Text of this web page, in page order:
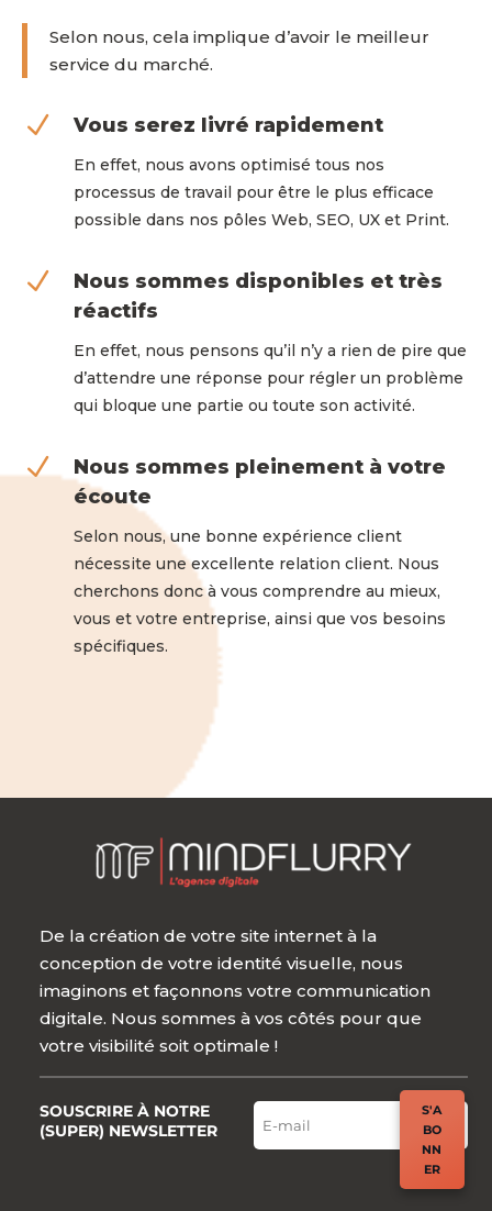
Selon nous, cela implique d’avoir le meilleur
service du marché.
N Vous serez livré rapidement
En effet, nous avons optimisé tous nos
processus de travail pour être le plus efficace
possible dans nos pôles Web, SEO, UX et Print.
N
Nous sommes disponibles et très
réactifs
En effet, nous pensons qu’il n’y a rien de pire que
d’attendre une réponse pour régler un problème
qui bloque une partie ou toute son activité.
N
Nous sommes pleinement à votre
écoute
Selon nous, une bonne expérience client
nécessite une excellente relation client. Nous
cherchons donc à vous comprendre au mieux,
vous et votre entreprise, ainsi que vos besoins
spécifiques.
De la création de votre site internet à la
conception de votre identité visuelle, nous
imaginons et façonnons votre communication
digitale. Nous sommes à vos côtés pour que
votre visibilité soit optimale !
SOUSCRIRE À NOTRE
(SUPER) NEWSLETTER
S'A
BO
NN
ER